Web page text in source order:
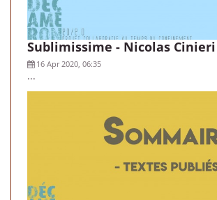
Sublimissime - Nicolas Cinieri
16 Apr 2020, 06:35
...